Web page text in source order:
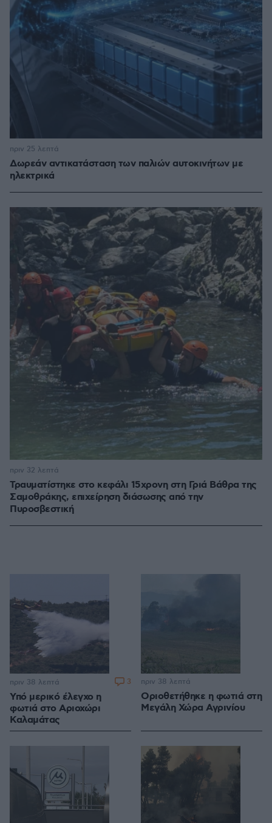
Δωρεάν αντικατάσταση των παλιών αυτοκινήτων με
ηλεκτρικά
πριν 25 λεπτά
Τραυματίστηκε στο κεφάλι 15χρονη στη Γριά Βάθρα της
Σαμοθράκης, επιχείρηση διάσωσης από την
Πυροσβεστική
πριν 32 λεπτά
Υπό μερικό έλεγχο η
φωτιά στο Αριοχώρι
Καλαμάτας
πριν 38 λεπτά 3
Οριοθετήθηκε η φωτιά στη
Μεγάλη Χώρα Αγρινίου
πριν 38 λεπτά